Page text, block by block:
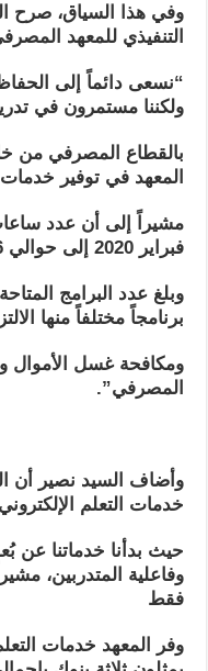
وفي هذا السياق، صرح
التنفيذي للمعهد
“نسعى دائماً إلى
ولكننا مستمرون في
بالقطاع المصرفي من
المعهد في توفير خدمات
مشيراً إلى أن عدد
فبراير 2020 إلى حوالي 26 ألف ساعة تدريبية
برنامجاً مختلفاً منها
ومكافحة غسل الأموال
المصرفي”.
وأضاف السيد نصير أن
خدمات التعلم الإلكتروني
وفاعلية المتدربين،
فقط